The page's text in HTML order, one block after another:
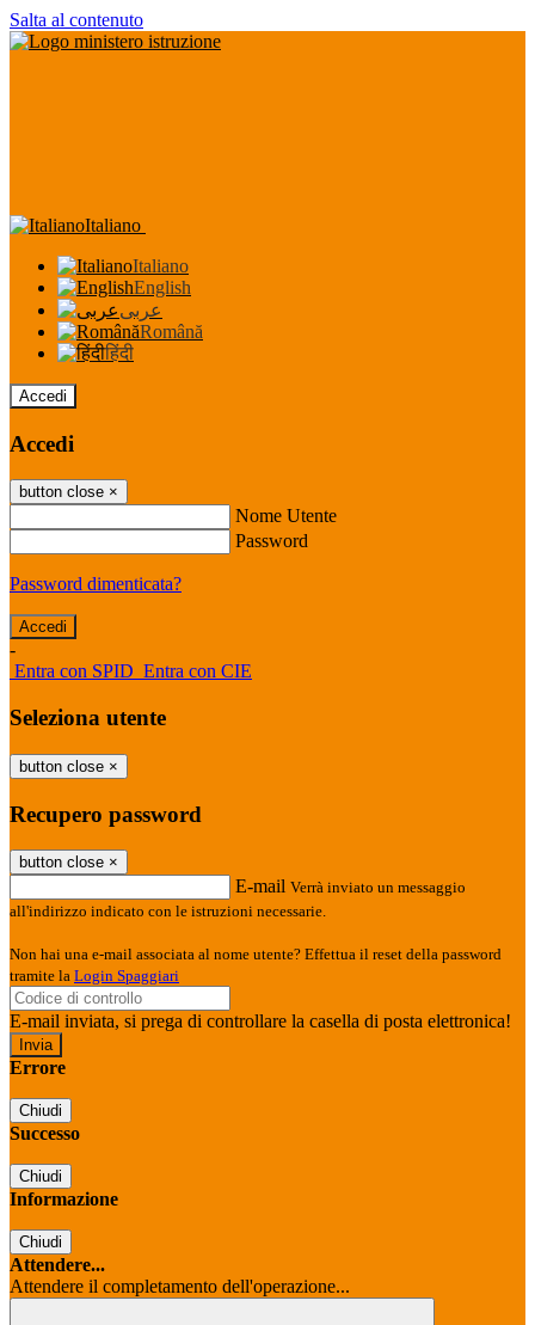
Salta al contenuto
Italiano
Italiano
English
عربى
Română
हिंदी
Accedi
Accedi
button close ×
Nome Utente
Password
Password dimenticata?
-
Entra con SPID Entra con CIE
Seleziona utente
button close ×
Recupero password
button close ×
E-mail Verrà inviato un messaggio
all'indirizzo indicato con le istruzioni necessarie.
Non hai una e-mail associata al nome utente? Effettua il reset della password
tramite la Login Spaggiari
E-mail inviata, si prega di controllare la casella di posta elettronica!
Errore
Chiudi
Successo
Chiudi
Informazione
Chiudi
Attendere...
Attendere il completamento dell'operazione...